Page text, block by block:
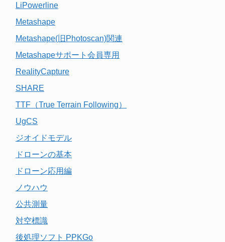
LiPowerline
Metashape
Metashape(旧Photoscan)関連
Metashapeサポート会員専用
RealityCapture
SHARE
TTF（True Terrain Following）
UgCS
ジオイドモデル
ドローンの基本
ドローン応用編
ノウハウ
公共測量
対空標識
後処理ソフト PPKGo